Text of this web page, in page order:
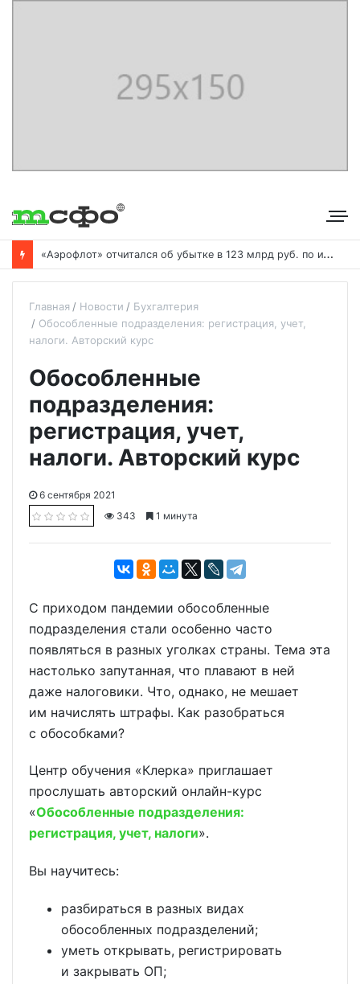
«
Аэрофлот» отчитался об убытке в 123 млрд руб. по итогам года пандемии
Главная Новости
Бухгалтерия
Обособленные подразделения: регистрация, учет,
налоги. Авторский курс
Обособленные
подразделения:
регистрация, учет,
налоги. Авторский курс
6 сентября 2021
343
1 минута
С приходом пандемии обособленные
подразделения стали особенно часто
появляться в разных уголках страны. Тема эта
настолько запутанная, что плавают в ней
даже налоговики. Что, однако, не мешает
им начислять штрафы. Как разобраться
с обособками?
Центр обучения «Клерка» приглашает
прослушать авторский онлайн-курс
«Обособленные подразделения:
регистрация, учет, налоги».
Вы научитесь:
разбираться в разных видах
обособленных подразделений;
уметь открывать, регистрировать
и закрывать ОП;